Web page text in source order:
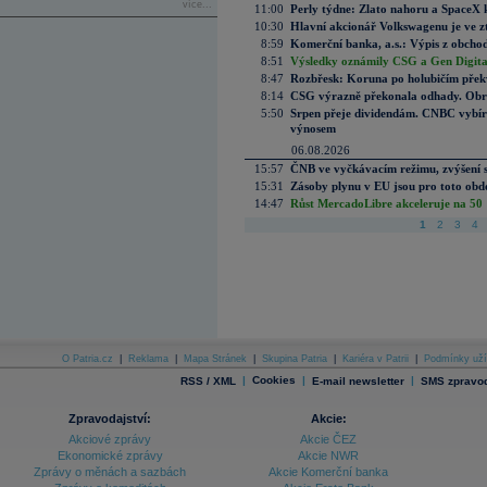
více...
11:00 Perly týdne: Zlato nahoru a SpaceX
10:30 Hlavní akcionář Volkswagenu je ve
8:59 Komerční banka, a.s.: Výpis z
8:51
Výsledky oznámily CSG a Gen
8:47 Rozbřesk: Koruna po holubičím
8:14 CSG výrazně překonala odhady.
5:50 Srpen přeje dividendám. CNBC
výnosem
06.08.2026
15:57 ČNB ve vyčkávacím režimu, zvýšení
15:31
Zásoby plynu v EU jsou pro toto
14:47 Růst MercadoLibre akceleruje na
1 2 3 4
O Patria.cz Reklama Mapa Stránek Skupina Patria Kariéra v Patrii Podmínky
RSS / XML | Cookies | E-mail newsletter | SMS
Zpravodajství:
Akciové zprávy
Ekonomické zprávy
Zprávy o měnách a sazbách
Akcie:
Akcie ČEZ
Akcie NWR
Akcie Komerční banka